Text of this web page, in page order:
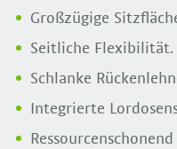
Großzügige
Seitliche Flexibilität.
Schlanke
Integrierte